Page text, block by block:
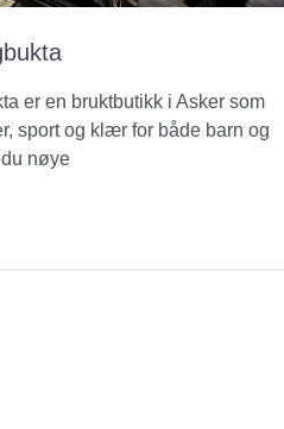
er en bruktbutikk i Asker som
sport og klær for både barn og
nøye